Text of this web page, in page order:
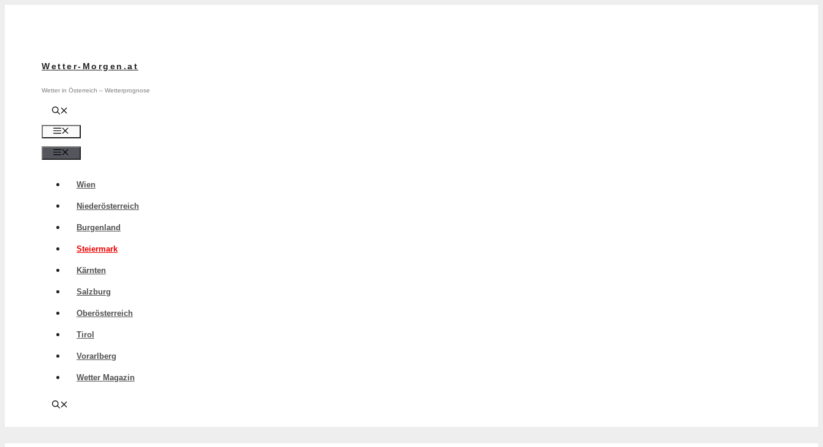
Wetter-Morgen.at
Wetter in Österreich – Wetterprognose
Wien
Niederösterreich
Burgenland
Steiermark
Kärnten
Salzburg
Oberösterreich
Tirol
Vorarlberg
Wetter Magazin